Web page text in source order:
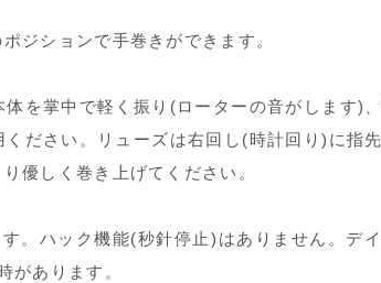
ジションで手巻きができます。
を掌中で軽く振り(ローターの音がします)
ださい。リューズは右回し(時計回り)に指
優しく巻き上げてください。
。ハック機能(秒針停止)はありません。デ
があります。